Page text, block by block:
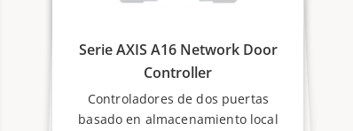
Serie AXIS A16 Network Door
Controller
Controladores de dos puertas
basado en almacenamiento local